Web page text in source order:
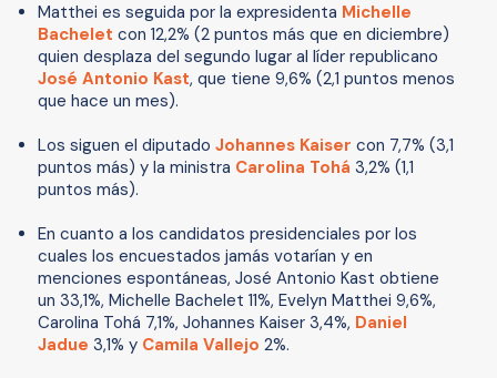
Matthei es seguida por la expresidenta Michelle
Bachelet con 12,2% (2 puntos más que en diciembre)
quien desplaza del segundo lugar al líder republicano
José Antonio Kast, que tiene 9,6% (2,1 puntos menos
que hace un mes).
Los siguen el diputado Johannes Kaiser con 7,7% (3,1
puntos más) y la ministra Carolina Tohá 3,2% (1,1
puntos más).
En cuanto a los candidatos presidenciales por los
cuales los encuestados jamás votarían y en
menciones espontáneas, José Antonio Kast obtiene
un 33,1%, Michelle Bachelet 11%, Evelyn Matthei 9,6%,
Carolina Tohá 7,1%, Johannes Kaiser 3,4%, Daniel
Jadue 3,1% y Camila Vallejo 2%.